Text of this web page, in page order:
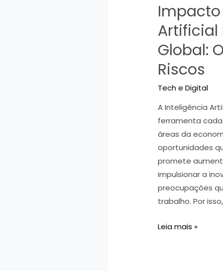
Artificial
Global:
Riscos
Tech e Digital
A Inteligência
ferramenta
áreas da
oportunidades
promete
impulsionar a
preocupações
trabalho. Por
Impacto
Leia mais »